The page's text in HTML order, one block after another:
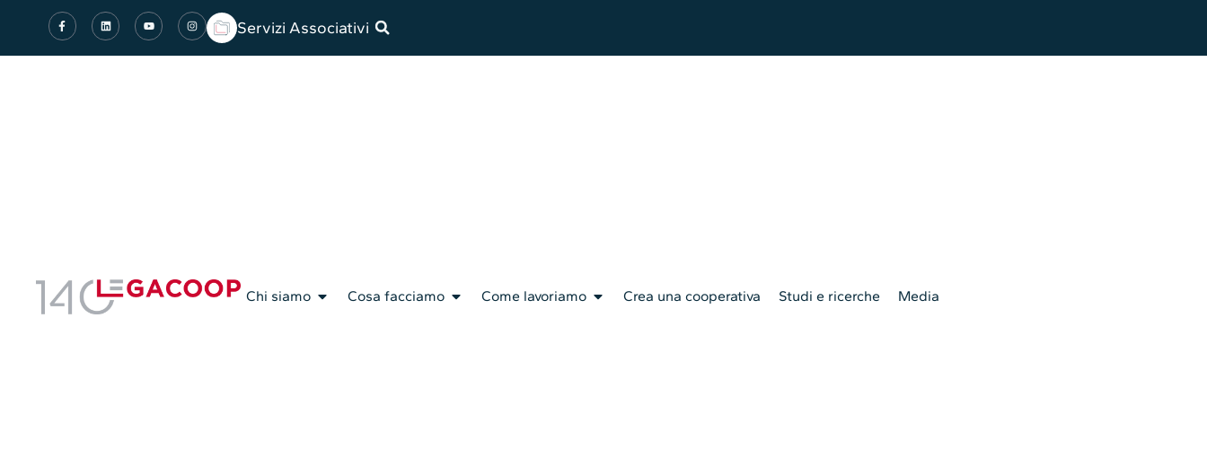
Servizi Associativi
Chi siamo Cosa facciamo Come lavoriamo Crea una cooperativa Studi e ricerche Media